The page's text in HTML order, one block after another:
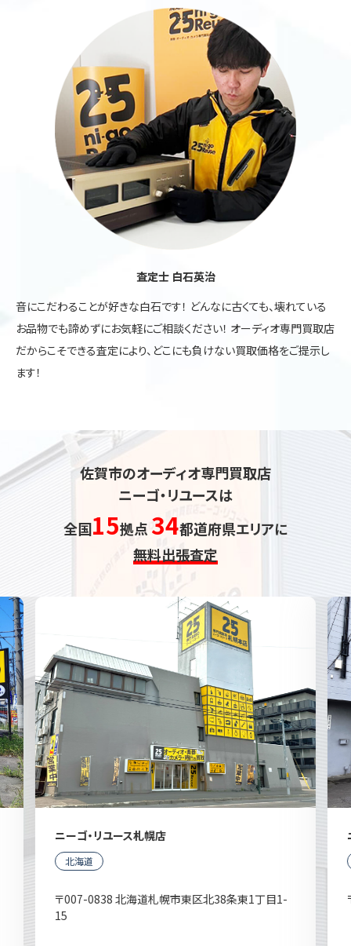
査定士 白石英治
音にこだわることが好きな白石です！ どんなに古くても、壊れている
お品物でも諦めずにお気軽にご相談ください！ オーディオ専門買取店
だからこそできる査定により、どこにも負けない買取価格をご提示し
ます！
佐賀市のオーディオ専門買取店
ニーゴ・リユースは
全国15拠点 34都道府県エリアに
無料出張査定
ニーゴ・リユース札幌店
北海道
〒007-0838 北海道札幌市東区北38条東1丁目1-
15